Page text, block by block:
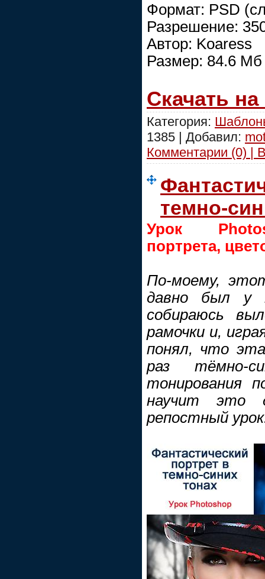
Формат: PSD
Разрешение:
Автор: Koaress
Размер: 84.6 Мб
Скачать
Категория:
1385 | Добавил:
Комментарии (0) |
темно-
Урок
портрета,
По-моему,
давно был у
собираюсь
рамочки и,
понял, что
раз тёмно-
тонирования
научит это
репостный